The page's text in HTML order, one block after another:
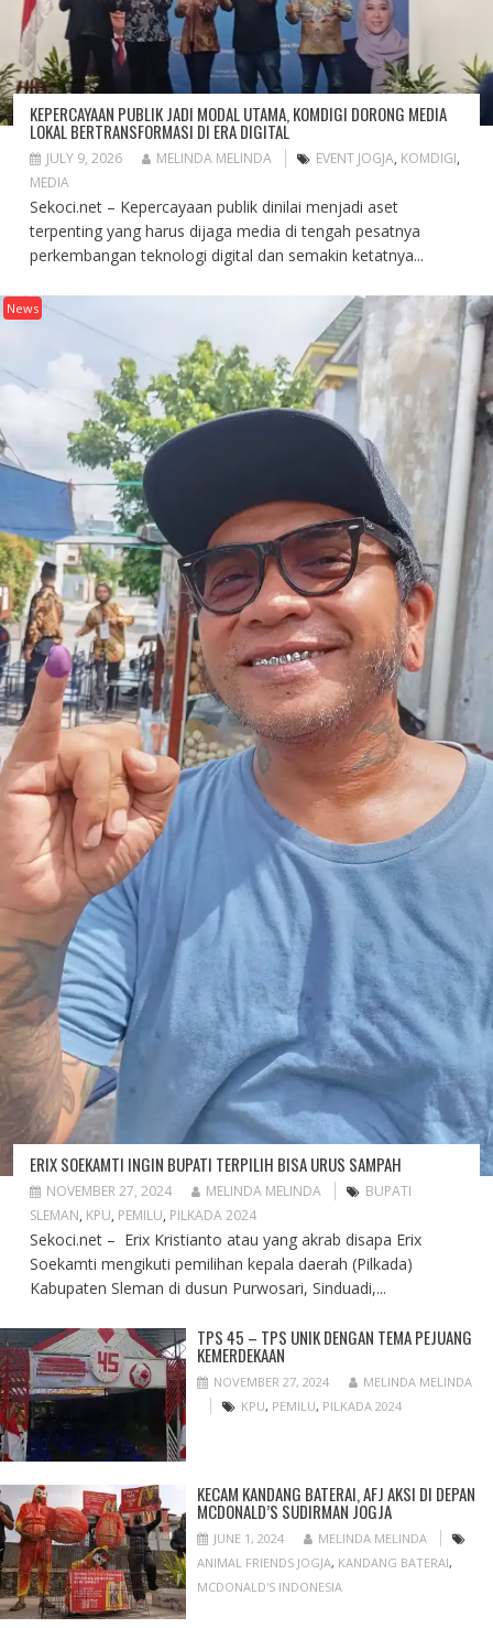
KEPERCAYAAN PUBLIK JADI MODAL UTAMA, KOMDIGI DORONG MEDIA
LOKAL BERTRANSFORMASI DI ERA DIGITAL
JULY 9, 2026 MELINDA MELINDA EVENT JOGJA, KOMDIGI,
MEDIA
Sekoci.net – Kepercayaan publik dinilai menjadi aset
terpenting yang harus dijaga media di tengah pesatnya
perkembangan teknologi digital dan semakin ketatnya...
News
ERIX SOEKAMTI INGIN BUPATI TERPILIH BISA URUS SAMPAH
NOVEMBER 27, 2024 MELINDA MELINDA
BUPATI
SLEMAN, KPU, PEMILU, PILKADA 2024
Sekoci.net – Erix Kristianto atau yang akrab disapa Erix
Soekamti mengikuti pemilihan kepala daerah (Pilkada)
Kabupaten Sleman di dusun Purwosari, Sinduadi,...
TPS 45 – TPS UNIK DENGAN TEMA PEJUANG
KEMERDEKAAN
NOVEMBER 27, 2024
MELINDA MELINDA
KPU, PEMILU, PILKADA 2024
KECAM KANDANG BATERAI, AFJ AKSI DI DEPAN
MCDONALD’S SUDIRMAN JOGJA
JUNE 1, 2024
MELINDA MELINDA
ANIMAL FRIENDS JOGJA, KANDANG BATERAI,
MCDONALD'S INDONESIA